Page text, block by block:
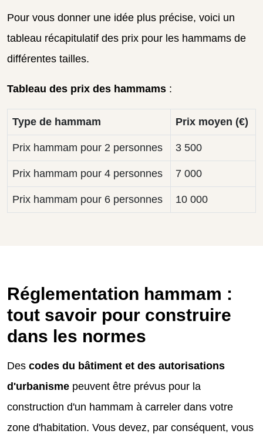
Pour vous donner une idée plus précise, voici un
tableau récapitulatif des prix pour les hammams de
différentes tailles.
Tableau des prix des hammams :
Type de hammam Prix moyen (€)
Prix hammam pour 2 personnes 3 500
Prix hammam pour 4 personnes 7 000
Prix hammam pour 6 personnes 10 000
Réglementation hammam :
tout savoir pour construire
dans les normes
Des codes du bâtiment et des autorisations
d'urbanisme peuvent être prévus pour la
construction d'un hammam à carreler dans votre
zone d'habitation. Vous devez, par conséquent, vous